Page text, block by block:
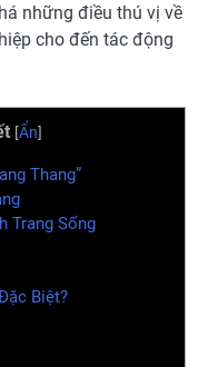
những điều thú vị về
cho đến tác động
[Ẩn]
Thang”
Trang Sống
Biệt?